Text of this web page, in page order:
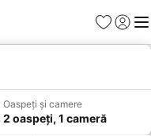
Favorite
Oaspeți și camere
2 oaspeți, 1 cameră